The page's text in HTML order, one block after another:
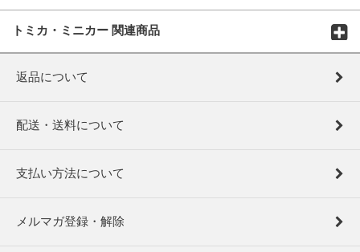
トミカ・ミニカー 関連商品
返品について
配送・送料について
支払い方法について
メルマガ登録・解除